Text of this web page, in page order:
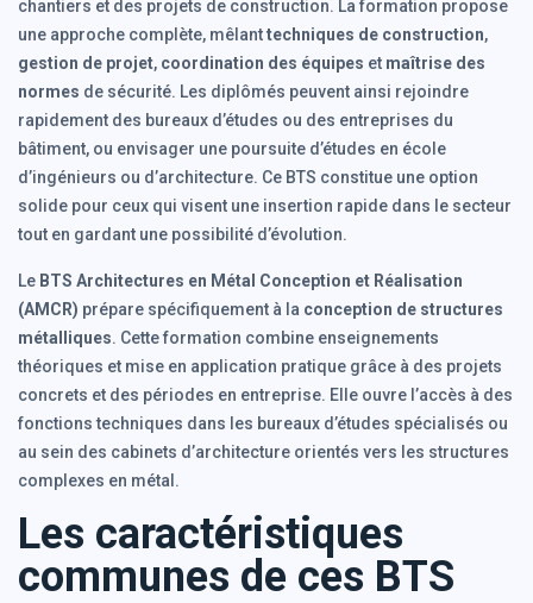
chantiers et des projets de construction. La formation propose
une approche complète, mêlanttechniques de construction,
gestion de projet, coordination des équipes et maîtrise des
normes de sécurité. Les diplômés peuvent ainsi rejoindre
rapidement des bureaux d’études ou des entreprises du
bâtiment, ou envisager une poursuite d’études en école
d’ingénieurs ou d’architecture. Ce BTS constitue une option
solide pour ceux qui visent une insertion rapide dans le secteur
tout en gardant une possibilité d’évolution.
Le BTS Architectures en Métal Conception et Réalisation
(AMCR) prépare spécifiquement à la conception de structures
métalliques. Cette formation combine enseignements
théoriques et mise en application pratique grâce à des projets
concrets et des périodes en entreprise. Elle ouvre l’accès à des
fonctions techniques dans les bureaux d’études spécialisés ou
au sein des cabinets d’architecture orientés vers les structures
complexes en métal.
Les caractéristiques
communes de ces BTS